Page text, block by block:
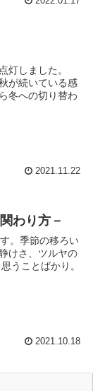
灯しました。
が続いている感
冬への切り替わ
2021.11.22
わり方－
。季節の移ろい
けさ、ツルヤの
うことばかり。
2021.10.18